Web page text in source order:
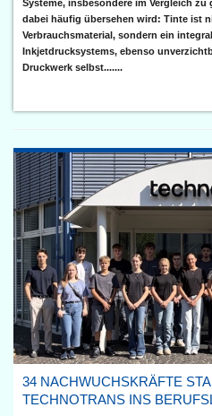
Systeme, insbesondere im Vergleich
dabei häufig übersehen wird: Tinte ist
Verbrauchsmaterial, sondern ein
Inkjetdrucksystems, ebenso
Druckwerk selbst.......
34 NACHWUCHSKRÄFTE
TECHNOTRANS INS